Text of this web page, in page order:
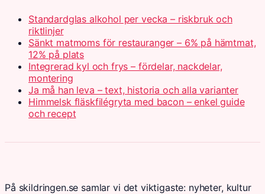
Standardglas alkohol per vecka – riskbruk och
riktlinjer
Sänkt matmoms för restauranger – 6% på hämtmat,
12% på plats
Integrerad kyl och frys – fördelar, nackdelar,
montering
Ja må han leva – text, historia och alla varianter
Himmelsk fläskfilégryta med bacon – enkel guide
och recept
På skildringen.se samlar vi det viktigaste: nyheter, kultur